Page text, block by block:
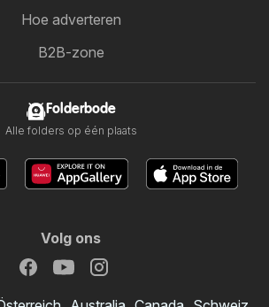
Hoe adverteren
B2B-zone
Folderbode
Alle folders op één plaats
Volg ons